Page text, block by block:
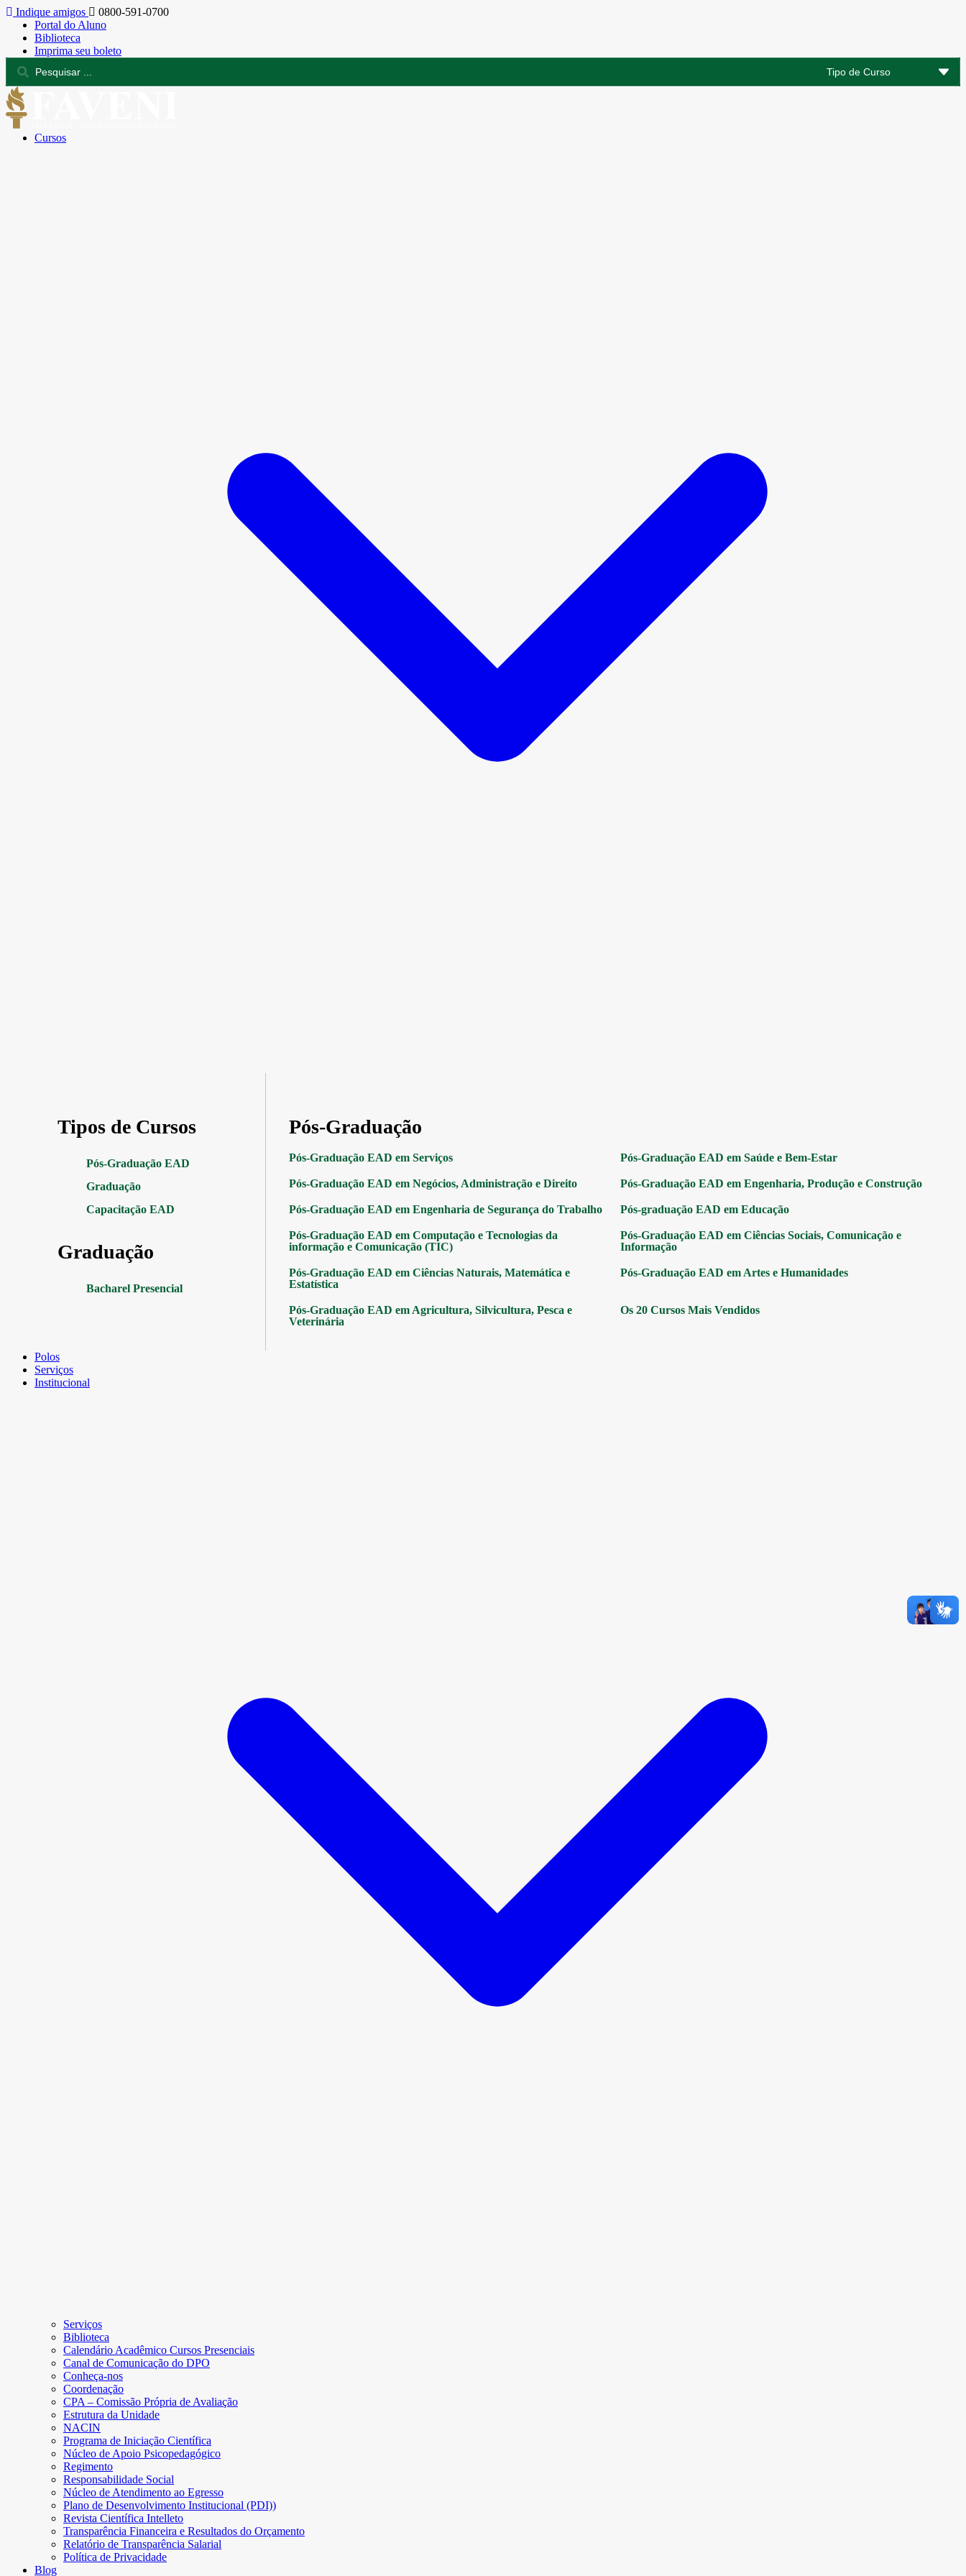
Indique amigos
0800-591-0700
Portal do Aluno
Biblioteca
Imprima seu boleto
Cursos
Tipos de Cursos
Pós-Graduação EAD
Graduação
Capacitação EAD
Graduação
Bacharel Presencial
Pós-Graduação
Pós-Graduação EAD em Serviços Pós-Graduação EAD em Saúde e Bem-Estar
Pós-Graduação EAD em Negócios, Administração e Direito Pós-Graduação EAD em Engenharia, Produção e Construção
Pós-Graduação EAD em Engenharia de Segurança do Trabalho Pós-graduação EAD em Educação
Pós-Graduação EAD em Computação e Tecnologias da
informação e Comunicação (TIC)
Pós-Graduação EAD em Ciências Sociais, Comunicação e
Informação
Pós-Graduação EAD em Ciências Naturais, Matemática e
Estatística
Pós-Graduação EAD em Artes e Humanidades
Pós-Graduação EAD em Agricultura, Silvicultura, Pesca e
Veterinária
Os 20 Cursos Mais Vendidos
Polos
Serviços
Institucional
Serviços
Biblioteca
Calendário Acadêmico Cursos Presenciais
Canal de Comunicação do DPO
Conheça-nos
Coordenação
CPA – Comissão Própria de Avaliação
Estrutura da Unidade
NACIN
Programa de Iniciação Científica
Núcleo de Apoio Psicopedagógico
Regimento
Responsabilidade Social
Núcleo de Atendimento ao Egresso
Plano de Desenvolvimento Institucional (PDI))
Revista Científica Intelleto
Transparência Financeira e Resultados do Orçamento
Relatório de Transparência Salarial
Política de Privacidade
Blog